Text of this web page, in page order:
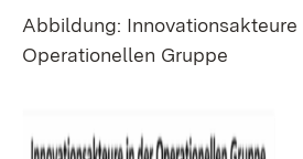
Abbildung: Innovationsakteure
Operationellen Gruppe